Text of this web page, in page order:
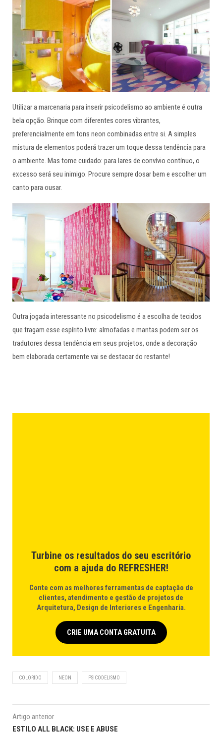
Utilizar a marcenaria para inserir psicodelismo ao ambiente é outra
bela opção. Brinque com diferentes cores vibrantes,
preferencialmente em tons neon combinadas entre si. A simples
mistura de elementos poderá trazer um toque dessa tendência para
o ambiente. Mas tome cuidado: para lares de convívio contínuo, o
excesso será seu inimigo. Procure sempre dosar bem e escolher um
canto para ousar.
Outra jogada interessante no psicodelismo é a escolha de tecidos
que tragam esse espírito livre: almofadas e mantas podem ser os
tradutores dessa tendência em seus projetos, onde a decoração
bem elaborada certamente vai se destacar do restante!
Turbine os resultados do seu escritório
com a ajuda do REFRESHER!
Conte com as melhores ferramentas de captação de
clientes, atendimento e gestão de projetos de
Arquitetura, Design de Interiores e Engenharia.
CRIE UMA CONTA GRATUITA
COLORIDO NEON PSICODELISMO
Artigo anterior
ESTILO ALL BLACK: USE E ABUSE